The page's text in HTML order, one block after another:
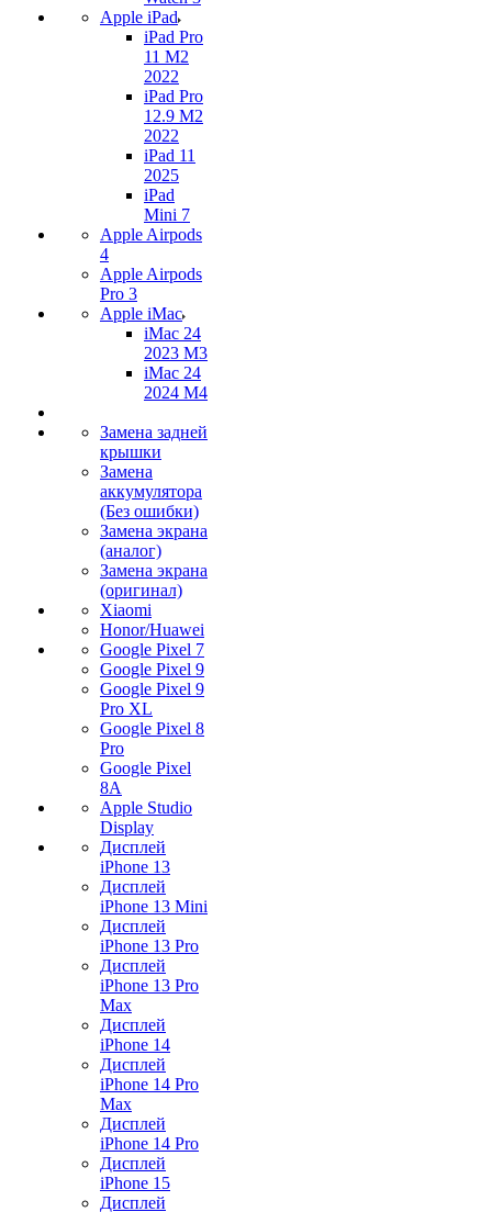
Apple iPad
iPad Pro
11 M2
2022
iPad Pro
12.9 M2
2022
iPad 11
2025
iPad
Mini 7
Apple Airpods
4
Apple Airpods
Pro 3
Apple iMac
iMac 24
2023 M3
iMac 24
2024 M4
Замена задней
крышки
Замена
аккумулятора
(Без ошибки)
Замена экрана
(аналог)
Замена экрана
(оригинал)
Xiaomi
Honor/Huawei
Google Pixel 7
Google Pixel 9
Google Pixel 9
Pro XL
Google Pixel 8
Pro
Google Pixel
8A
Apple Studio
Display
Дисплей
iPhone 13
Дисплей
iPhone 13 Mini
Дисплей
iPhone 13 Pro
Дисплей
iPhone 13 Pro
Max
Дисплей
iPhone 14
Дисплей
iPhone 14 Pro
Max
Дисплей
iPhone 14 Pro
Дисплей
iPhone 15
Дисплей